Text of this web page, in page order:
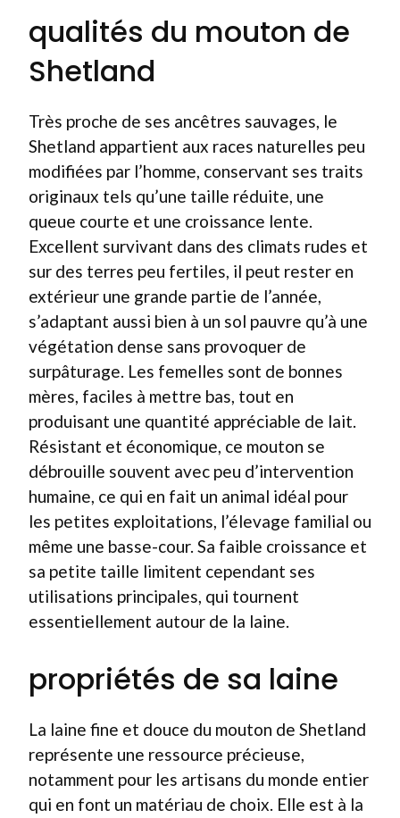
qualités du mouton de
Shetland
Très proche de ses ancêtres sauvages, le
Shetland appartient aux races naturelles peu
modifiées par l’homme, conservant ses traits
originaux tels qu’une taille réduite, une
queue courte et une croissance lente.
Excellent survivant dans des climats rudes et
sur des terres peu fertiles, il peut rester en
extérieur une grande partie de l’année,
s’adaptant aussi bien à un sol pauvre qu’à une
végétation dense sans provoquer de
surpâturage. Les femelles sont de bonnes
mères, faciles à mettre bas, tout en
produisant une quantité appréciable de lait.
Résistant et économique, ce mouton se
débrouille souvent avec peu d’intervention
humaine, ce qui en fait un animal idéal pour
les petites exploitations, l’élevage familial ou
même une basse-cour. Sa faible croissance et
sa petite taille limitent cependant ses
utilisations principales, qui tournent
essentiellement autour de la laine.
propriétés de sa laine
La laine fine et douce du mouton de Shetland
représente une ressource précieuse,
notamment pour les artisans du monde entier
qui en font un matériau de choix. Elle est à la